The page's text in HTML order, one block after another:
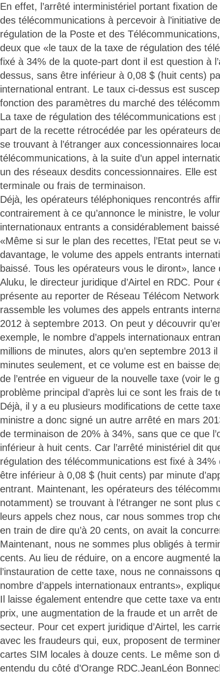
En effet, l’arrêté interministériel portant fixation
des télécommunications à percevoir à l’initiative
régulation de la Poste et des
deux que «le taux de la taxe de régulation des
fixé à 34% de la quote-part dont il est question à
dessus, sans être inférieur à 0,08 $ (huit cents)
international entrant. Le taux ci-dessus est
fonction des paramètres du marché des
La taxe de régulation des télécommunications
part de la recette rétrocédée par les opérateurs
se trouvant à l’étranger aux concessionnaires
télécommunications, à la suite d’un appel
un des réseaux desdits concessionnaires. Elle
terminale ou frais de terminaison.
Déjà, les opérateurs téléphoniques rencontrés
contrairement à ce qu’annonce le ministre, le
internationaux entrants a considérablement
«Même si sur le plan des recettes, l’Etat peut se
davantage, le volume des appels entrants
baissé. Tous les opérateurs vous le diront», lance
Aluku, le directeur juridique d’Airtel en RDC. Pour
présente au reporter de Réseau Télécom
rassemble les volumes des appels entrants
2012 à septembre 2013. On peut y découvrir
exemple, le nombre d’appels internationaux
millions de minutes, alors qu’en septembre 2013
minutes seulement, et ce volume est en baisse
de l’entrée en vigueur de la nouvelle taxe (voir le
problème principal d’après lui ce sont les frais de
Déjà, il y a eu plusieurs modifications de cette
ministre a donc signé un autre arrêté en mars
de terminaison de 20% à 34%, sans que ce que
inférieur à huit cents. Car l’arrêté ministériel dit
régulation des télécommunications est fixé à
être inférieur à 0,08 $ (huit cents) par minute
entrant. Maintenant, les opérateurs des
notamment) se trouvant à l’étranger ne sont plus
leurs appels chez nous, car nous sommes trop
en train de dire qu’à 20 cents, on avait la
Maintenant, nous ne sommes plus obligés à
cents. Au lieu de réduire, on a encore augmenté
l’instauration de cette taxe, nous ne connaissons
nombre d’appels internationaux entrants»,
Il laisse également entendre que cette taxe va
prix, une augmentation de la fraude et un arrêt
secteur. Pour cet expert juridique d’Airtel, les
avec les fraudeurs qui, eux, proposent de
cartes SIM locales à douze cents. Le même son
entendu du côté d’Orange RDC.JeanLéon